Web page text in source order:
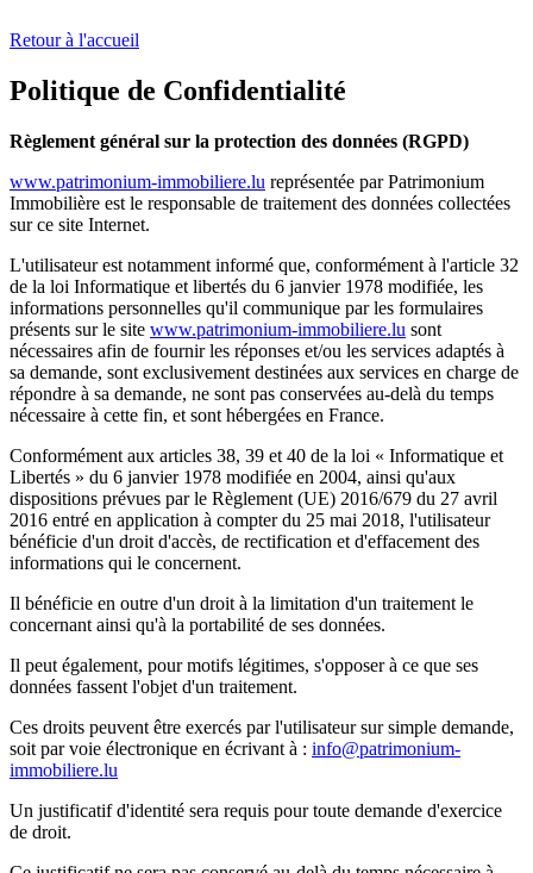
Retour à l'accueil
Politique de Confidentialité
Règlement général sur la protection des données (RGPD)
www.patrimonium-immobiliere.lu représentée par Patrimonium
Immobilière est le responsable de traitement des données collectées
sur ce site Internet.
L'utilisateur est notamment informé que, conformément à l'article 32
de la loi Informatique et libertés du 6 janvier 1978 modifiée, les
informations personnelles qu'il communique par les formulaires
présents sur le site www.patrimonium-immobiliere.lu sont
nécessaires afin de fournir les réponses et/ou les services adaptés à
sa demande, sont exclusivement destinées aux services en charge de
répondre à sa demande, ne sont pas conservées au-delà du temps
nécessaire à cette fin, et sont hébergées en France.
Conformément aux articles 38, 39 et 40 de la loi « Informatique et
Libertés » du 6 janvier 1978 modifiée en 2004, ainsi qu'aux
dispositions prévues par le Règlement (UE) 2016/679 du 27 avril
2016 entré en application à compter du 25 mai 2018, l'utilisateur
bénéficie d'un droit d'accès, de rectification et d'effacement des
informations qui le concernent.
Il bénéficie en outre d'un droit à la limitation d'un traitement le
concernant ainsi qu'à la portabilité de ses données.
Il peut également, pour motifs légitimes, s'opposer à ce que ses
données fassent l'objet d'un traitement.
Ces droits peuvent être exercés par l'utilisateur sur simple demande,
soit par voie électronique en écrivant à : info@patrimonium-
immobiliere.lu
Un justificatif d'identité sera requis pour toute demande d'exercice
de droit.